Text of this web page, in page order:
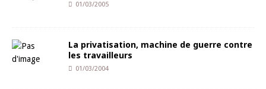
01/03/2005
La privatisation, machine de guerre contre
les travailleurs
01/03/2004